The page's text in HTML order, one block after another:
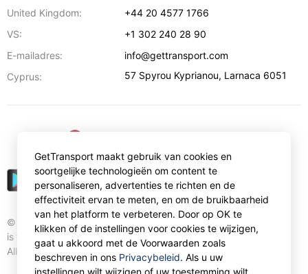
United Kingdom:
+44 20 4577 1766
VS:
+1 302 240 28 90
E-mailadres:
info@gettransport.com
Cyprus:
57 Spyrou Kyprianou, Larnaca 6051
© Gettransport International Limited. GetTransport®
is trademark of Gettransport International Limited.
All rights reserved.
GetTransport maakt gebruik van cookies en
soortgelijke technologieën om content te
personaliseren, advertenties te richten en de
effectiviteit ervan te meten, en om de bruikbaarheid
van het platform te verbeteren. Door op OK te
klikken of de instellingen voor cookies te wijzigen,
gaat u akkoord met de Voorwaarden zoals
beschreven in ons Privacybeleid. Als u uw
instellingen wilt wijzigen of uw toestemming wilt